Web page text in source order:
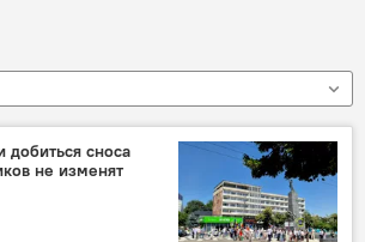
добиться сноса
не изменят